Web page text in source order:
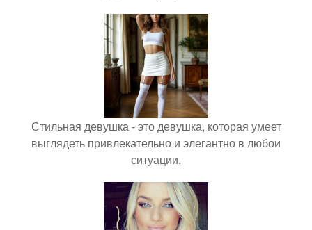
Стильная девушка - это девушка, которая умеет
выглядеть привлекательно и элегантно в любои
ситуации.